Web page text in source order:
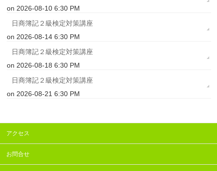
on 2026-08-10 6:30 PM
日商簿記２級検定対策講座
on 2026-08-14 6:30 PM
日商簿記２級検定対策講座
on 2026-08-18 6:30 PM
日商簿記２級検定対策講座
on 2026-08-21 6:30 PM
アクセス
お問合せ